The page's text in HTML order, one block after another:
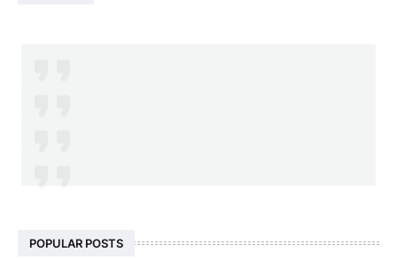
POPULAR POSTS